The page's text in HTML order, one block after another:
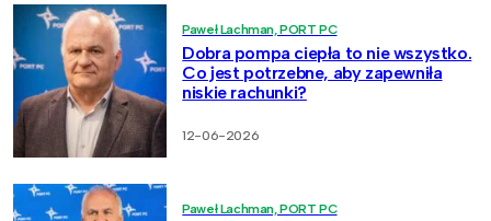
Paweł Lachman, PORT PC
Dobra pompa ciepła to nie wszystko.
Co jest potrzebne, aby zapewniła
niskie rachunki?
12-06-2026
Paweł Lachman, PORT PC